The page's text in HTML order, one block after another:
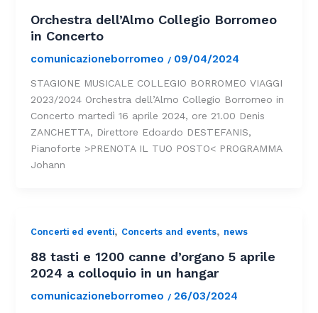
Orchestra dell’Almo Collegio Borromeo
in Concerto
comunicazioneborromeo / 09/04/2024
STAGIONE MUSICALE COLLEGIO BORROMEO VIAGGI
2023/2024 Orchestra dell’Almo Collegio Borromeo in
Concerto martedì 16 aprile 2024, ore 21.00 Denis
ZANCHETTA, Direttore Edoardo DESTEFANIS,
Pianoforte >PRENOTA IL TUO POSTO< PROGRAMMA
Johann
Concerti ed eventi, Concerts and events, news
88 tasti e 1200 canne d’organo 5 aprile
2024 a colloquio in un hangar
comunicazioneborromeo / 26/03/2024